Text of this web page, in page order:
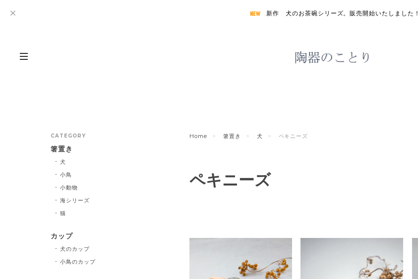
新作 犬のお茶碗シリーズ。販売開始いたしました！
Home 箸置き 犬 ペキニーズ
ペキニーズ
CATEGORY
箸置き
犬
小鳥
小動物
海シリーズ
猫
カップ
犬のカップ
小鳥のカップ